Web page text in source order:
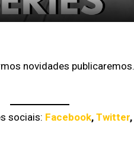
novidades publicaremos.
sociais: Facebook, Twitter,